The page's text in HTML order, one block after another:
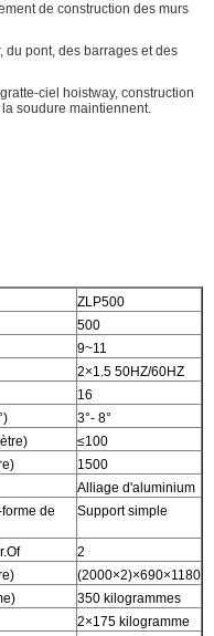
de construction des murs
du pont, des barrages et des
ciel hoistway, construction
soudure maintiennent.
ZLP500
500
9~11
2×1.5 50HZ/60HZ
16
3°- 8°
≤100
1500
Alliage d'aluminium
de
Support simple
2
(2000×2)×690×1180
350 kilogrammes
2×175 kilogramme